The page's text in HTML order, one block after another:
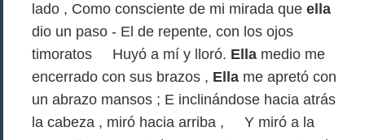
lado , Como consciente de mi mirada que ella
dio un paso - El de repente, con los ojos
timoratos Huyó a mí y lloró. Ella medio me
encerrado con sus brazos , Ella me apretó con
un abrazo mansos ; E inclinándose hacia atrás
la cabeza , miró hacia arriba , Y miró a la